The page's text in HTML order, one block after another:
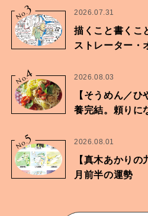
No.3 2026.07.31
描くこと書くこ
ストレーター・
No.4 2026.08.03
【そうめん／
養完結。頼りに
No.5 2026.08.01
【真木あかり
月前半の運勢